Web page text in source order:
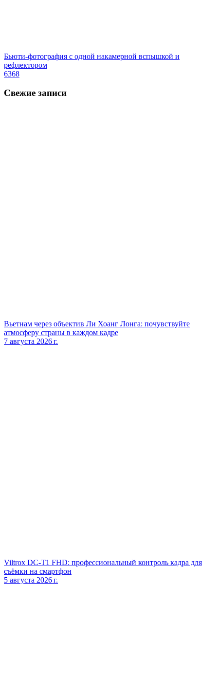
Бьюти-фотография с одной накамерной вспышкой и
рефлектором
6368
Свежие записи
Вьетнам через объектив Ли Хоанг Лонга: почувствуйте
атмосферу страны в каждом кадре
7 августа 2026 г.
Viltrox DC‑T1 FHD: профессиональный контроль кадра для
съёмки на смартфон
5 августа 2026 г.